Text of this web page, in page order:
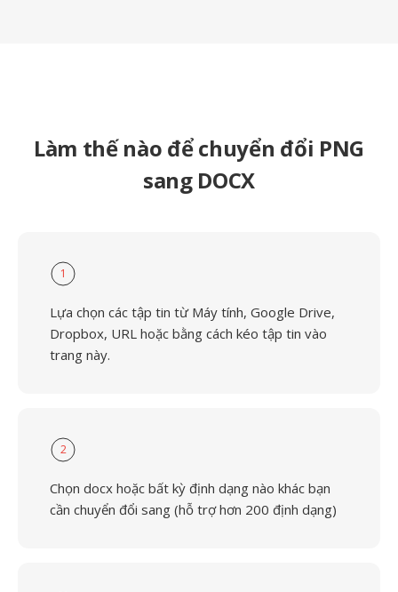
Làm thế nào để chuyển đổi PNG
sang DOCX
1
Lựa chọn các tập tin từ Máy tính, Google Drive,
Dropbox, URL hoặc bằng cách kéo tập tin vào
trang này.
2
Chọn docx hoặc bất kỳ định dạng nào khác bạn
cần chuyển đổi sang (hỗ trợ hơn 200 định dạng)